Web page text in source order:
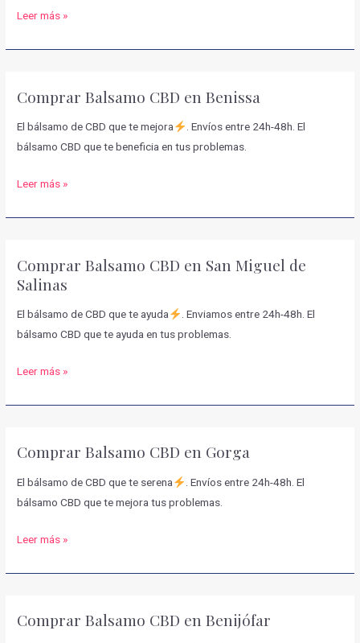
Comprar
San
Leer más »
Comprar Balsamo CBD en Benissa
El bálsamo de CBD que te mejora
. Envíos entre 24h-48h. El
bálsamo CBD que te beneficia en tus problemas.
Comprar
Benissa
Leer más »
Comprar Balsamo CBD en San Miguel de
Salinas
El bálsamo de CBD que te ayuda
. Enviamos entre 24h-48h. El
bálsamo CBD que te ayuda en tus problemas.
Comprar
San
Leer más »
Comprar Balsamo CBD en Gorga
El bálsamo de CBD que te serena
. Envíos entre 24h-48h. El
bálsamo CBD que te mejora tus problemas.
Comprar
Gorga
Leer más »
Comprar Balsamo CBD en Benijófar